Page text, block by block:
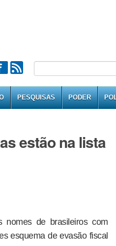
PESQUISAS PODER
estão na lista
nomes de brasileiros com
esquema de evasão fiscal